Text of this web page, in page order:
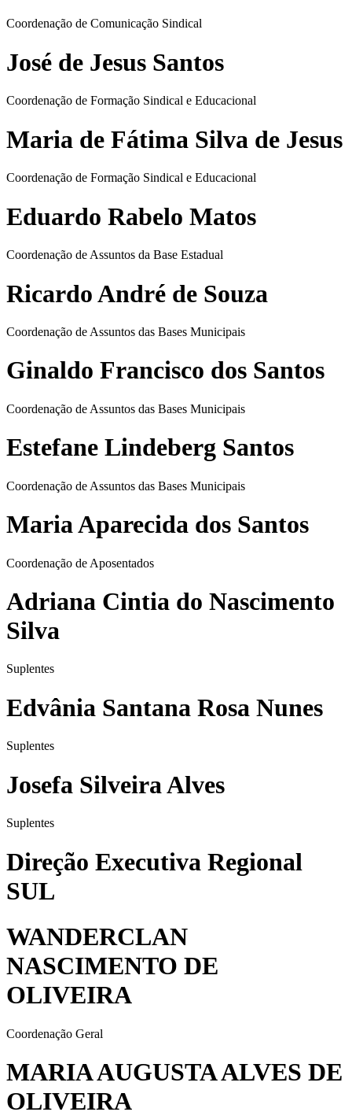
Coordenação de Comunicação Sindical
José de Jesus Santos
Coordenação de Formação Sindical e Educacional
Maria de Fátima Silva de Jesus
Coordenação de Formação Sindical e Educacional
Eduardo Rabelo Matos
Coordenação de Assuntos da Base Estadual
Ricardo André de Souza
Coordenação de Assuntos das Bases Municipais
Ginaldo Francisco dos Santos
Coordenação de Assuntos das Bases Municipais
Estefane Lindeberg Santos
Coordenação de Assuntos das Bases Municipais
Maria Aparecida dos Santos
Coordenação de Aposentados
Adriana Cintia do Nascimento
Silva
Suplentes
Edvânia Santana Rosa Nunes
Suplentes
Josefa Silveira Alves
Suplentes
Direção Executiva Regional
SUL
WANDERCLAN
NASCIMENTO DE
OLIVEIRA
Coordenação Geral
MARIA AUGUSTA ALVES DE
OLIVEIRA